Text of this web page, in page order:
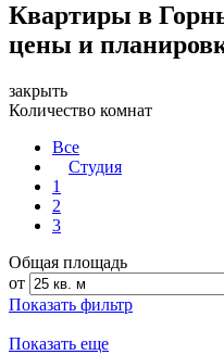
Квартиры в
цены и
закрыть
Количество комнат
Все
Студия
1
2
3
Общая площадь
от
Показать фильтр
Показать еще